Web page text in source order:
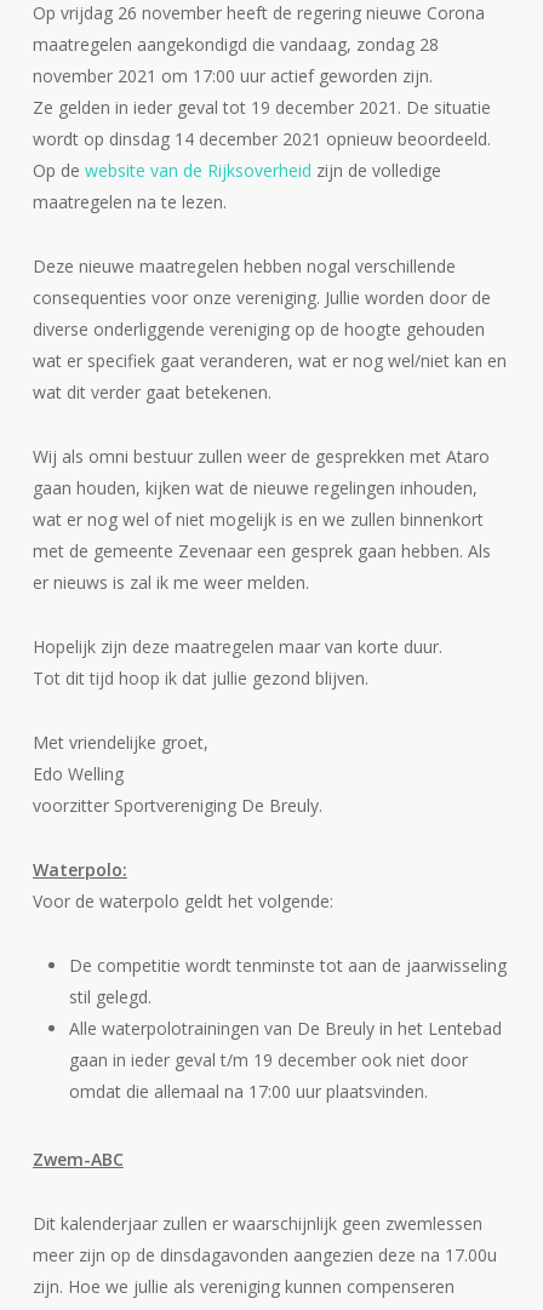
Op vrijdag 26 november heeft de regering nieuwe Corona
maatregelen aangekondigd die vandaag, zondag 28
november 2021 om 17:00 uur actief geworden zijn.
Ze gelden in ieder geval tot 19 december 2021. De situatie
wordt op dinsdag 14 december 2021 opnieuw beoordeeld.
Op de website van de Rijksoverheid zijn de volledige
maatregelen na te lezen.
Deze nieuwe maatregelen hebben nogal verschillende
consequenties voor onze vereniging. Jullie worden door de
diverse onderliggende vereniging op de hoogte gehouden
wat er specifiek gaat veranderen, wat er nog wel/niet kan en
wat dit verder gaat betekenen.
Wij als omni bestuur zullen weer de gesprekken met Ataro
gaan houden, kijken wat de nieuwe regelingen inhouden,
wat er nog wel of niet mogelijk is en we zullen binnenkort
met de gemeente Zevenaar een gesprek gaan hebben. Als
er nieuws is zal ik me weer melden.
Hopelijk zijn deze maatregelen maar van korte duur.
Tot dit tijd hoop ik dat jullie gezond blijven.
Met vriendelijke groet,
Edo Welling
voorzitter Sportvereniging De Breuly.
Waterpolo:
Voor de waterpolo geldt het volgende:
De competitie wordt tenminste tot aan de jaarwisseling
stil gelegd.
Alle waterpolotrainingen van De Breuly in het Lentebad
gaan in ieder geval t/m 19 december ook niet door
omdat die allemaal na 17:00 uur plaatsvinden.
Zwem-ABC
Dit kalenderjaar zullen er waarschijnlijk geen zwemlessen
meer zijn op de dinsdagavonden aangezien deze na 17.00u
zijn. Hoe we jullie als vereniging kunnen compenseren